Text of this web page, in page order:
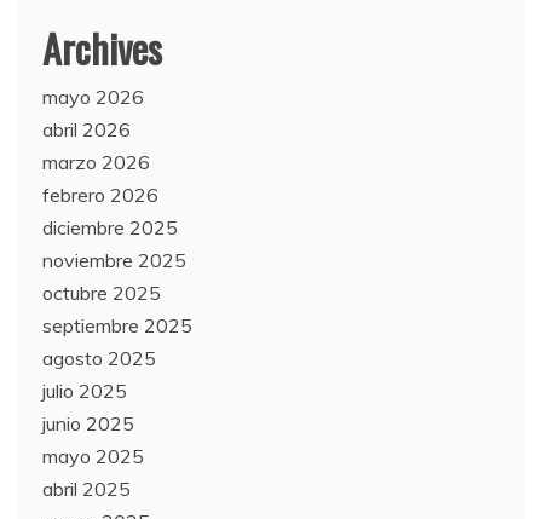
Archives
mayo 2026
abril 2026
marzo 2026
febrero 2026
diciembre 2025
noviembre 2025
octubre 2025
septiembre 2025
agosto 2025
julio 2025
junio 2025
mayo 2025
abril 2025